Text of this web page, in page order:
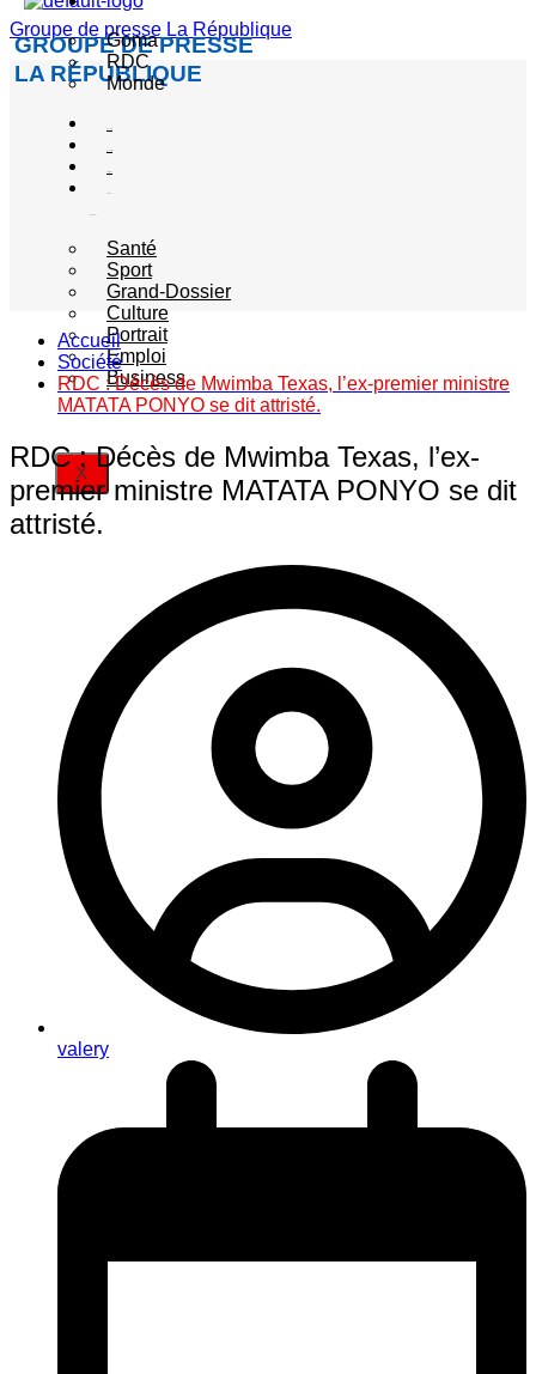
Groupe de presse La République
GROUPE DE PRESSE
LA RÉPUBLIQUE
Goma
RDC
Monde
Santé
Sport
Grand-Dossier
Culture
Portrait
Emploi
Business
X
Accueil
Société
RDC : Décès de Mwimba Texas, l’ex-premier ministre
MATATA PONYO se dit attristé.
RDC : Décès de Mwimba Texas, l’ex-
premier ministre MATATA PONYO se dit
attristé.
valery